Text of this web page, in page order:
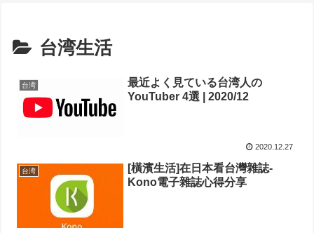
台湾生活
台湾
最近よく見ている台湾人の
YouTuber 4選 | 2020/12
2020.12.27
台湾
[橫濱生活]在日本看台灣雜誌-
Kono電子雜誌心得分享